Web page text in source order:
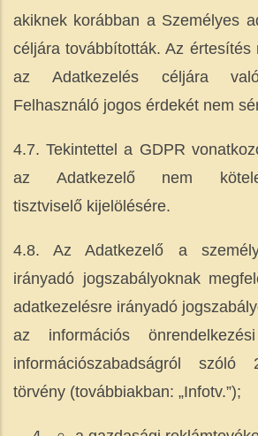
akiknek korábban a Személyes
céljára továbbították. Az értesítés
az Adatkezelés céljára
Felhasználó ​jogos érdekét nem
4.7. Tekintettel a GDPR
az Adatkezelő nem
tisztviselő kijelölésére.
4.8. Az Adatkezelő a
irányadó jogszabályoknak
adatkezelésre irányadó
az információs
információszabadságról
törvény (továbbiakban: „Infotv.”);